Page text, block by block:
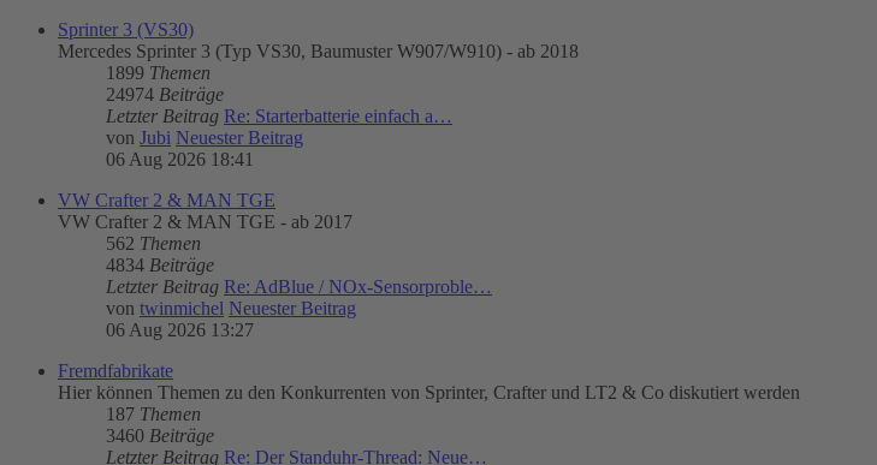
Sprinter 3 (VS30)
Mercedes Sprinter 3 (Typ VS30, Baumuster W907/W910) - ab 2018
1899 Themen
24974 Beiträge
Letzter Beitrag Re: Starterbatterie einfach a…
von Jubi Neuester Beitrag
06 Aug 2026 18:41
VW Crafter 2 & MAN TGE
VW Crafter 2 & MAN TGE - ab 2017
562 Themen
4834 Beiträge
Letzter Beitrag Re: AdBlue / NOx-Sensorproble…
von twinmichel Neuester Beitrag
06 Aug 2026 13:27
Fremdfabrikate
Hier können Themen zu den Konkurrenten von Sprinter, Crafter und LT2 & Co diskutiert werden
187 Themen
3460 Beiträge
Letzter Beitrag Re: Der Standuhr-Thread: Neue…